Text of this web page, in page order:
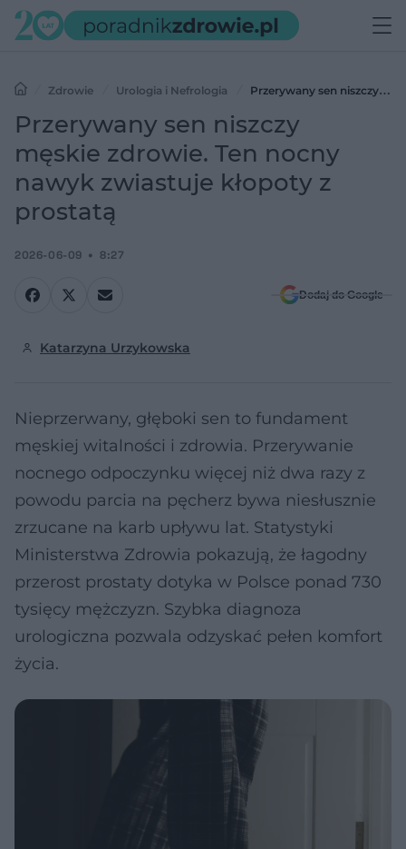
Zdrowie Urologia i Nefrologia
Przerywany sen niszczy
męskie zdrowie. Ten nocny nawyk zwiastuje kłopoty z prostatą
Przerywany sen niszczy
męskie zdrowie. Ten nocny
nawyk zwiastuje kłopoty z
prostatą
2026-06-09 8:27
Dodaj do Google
Katarzyna Urzykowska
Nieprzerwany, głęboki sen to fundament
męskiej witalności i zdrowia. Przerywanie
nocnego odpoczynku więcej niż dwa razy z
powodu parcia na pęcherz bywa niesłusznie
zrzucane na karb upływu lat. Statystyki
Ministerstwa Zdrowia pokazują, że łagodny
przerost prostaty dotyka w Polsce ponad 730
tysięcy mężczyzn. Szybka diagnoza
urologiczna pozwala odzyskać pełen komfort
życia.